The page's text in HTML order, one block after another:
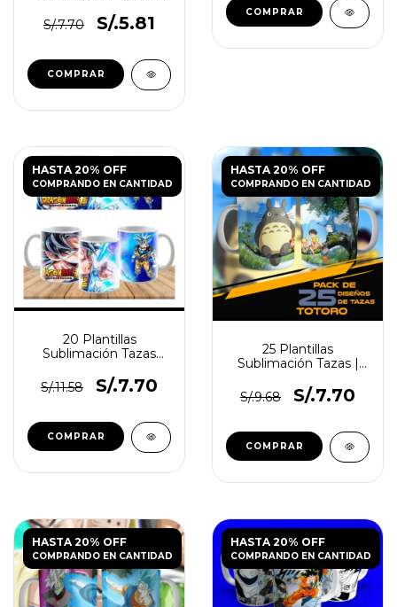
S/.7.70
S/.5.81
HASTA 20% OFF
COMPRANDO EN CANTIDAD
20 Plantillas
Sublimación Tazas
S/.11.58
S/.7.70
HASTA 20% OFF
COMPRANDO EN CANTIDAD
25 Plantillas
Sublimación Tazas |
S/.9.68
S/.7.70
HASTA 20% OFF
COMPRANDO EN CANTIDAD
HASTA 20% OFF
COMPRANDO EN CANTIDAD